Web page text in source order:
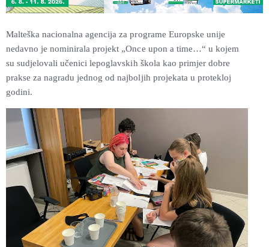
Malteška nacionalna agencija za programe Europske unije
nedavno je nominirala projekt „Once upon a time…“ u kojem
su sudjelovali učenici lepoglavskih škola kao primjer dobre
prakse za nagradu jednog od najboljih projekata u protekloj
godini.